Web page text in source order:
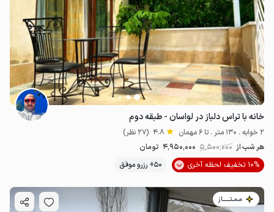
خانه با تراس دلباز در لواسان - طبقه دوم
2 خوابه . 130 متر . تا 6 مهمان 4.8 (27 نظر)
هر شب از 5٬500٬000 4٬950٬000 تومان
10% تخفیف لحظه آخری
50+ رزرو موفق
مـمـتــــــاز